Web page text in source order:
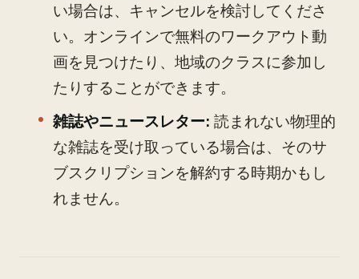
い場合は、キャンセルを検討してくださ
い。オンラインで無料のワークアウト動
画を見つけたり、地域のクラスに参加し
たりすることができます。
雑誌やニュースレター: 読まれない物理的
な雑誌を受け取っている場合は、そのサ
ブスクリプションを解約する時期かもし
れません。